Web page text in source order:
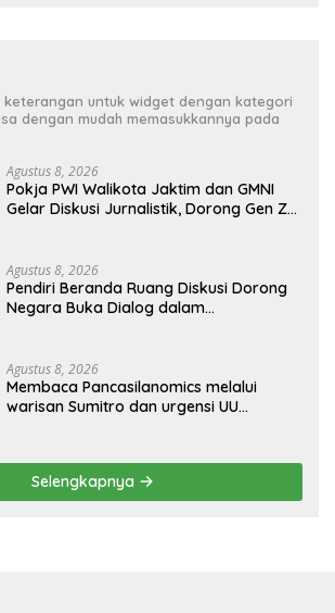
untuk widget dengan kategori
dengan mudah memasukkannya pada
Agustus 8, 2026
Pokja PWI Walikota Jaktim dan GMNI
Gelar Diskusi Jurnalistik, Dorong Gen Z
Agustus 8, 2026
Pendiri Beranda Ruang Diskusi Dorong
Negara Buka Dialog dalam
Agustus 8, 2026
Membaca Pancasilanomics melalui
warisan Sumitro dan urgensi UU
Selengkapnya